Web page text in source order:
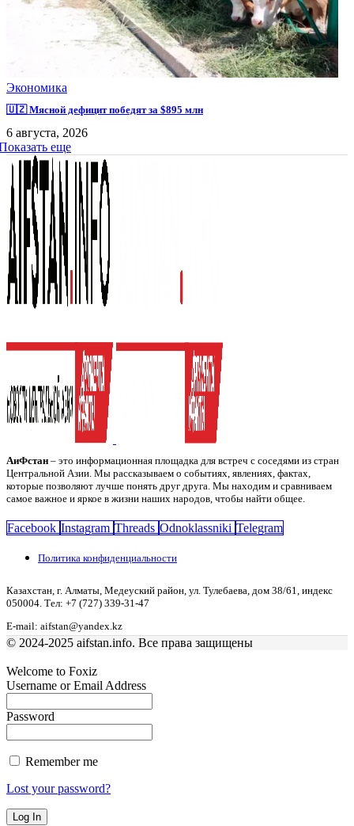
Экономика
🇺🇿 Мясной дефицит победят за $895 млн
6 августа, 2026
еще
АиФстан – это информационная площадка для встреч с соседями из стран
Центральной Азии. Мы рассказываем о событиях, явлениях, фактах,
которые позволяют лучше понять друг друга. Мы находим и сравниваем
самое важное и яркое в жизни наших народов, чтобы найти общее.
Facebook Instagram Threads Odnoklassniki Telegram
Политика конфиденциальности
Казахстан, г. Алматы, Медеуский район, ул. Тулебаева, дом 38/61, индекс
050004. Тел: +7 (727) 339-31-47
E-mail: aifstan@yandex.kz
© 2024-2025 aifstan.info. Все права защищены
Welcome to Foxiz
Username or Email Address
Password
Remember me
Lost your password?